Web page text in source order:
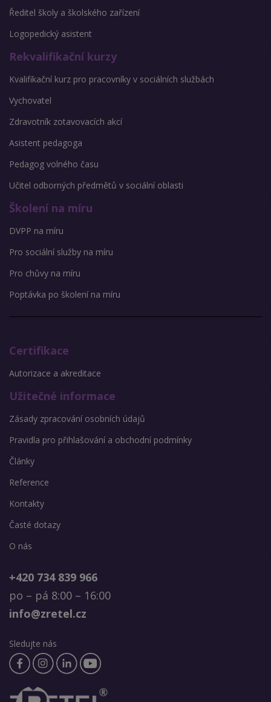
Ředitel školy a školského zařízení
Logopedický asistent
Rekvalifikační kurzy
Kvalifikační kurz pro pracovníky v sociálních službách
Vychovatel
Zdravotník zotavovacích akcí
Asistent pedagoga
Pedagog volného času
Učitel odborných předmětů v sociální oblasti
Školení na míru
DVPP na míru
Pro sociální služby na míru
Pro chůvy na míru
Poptávka po školení na míru
Certifikace
Autorizace a akreditace
Užitečné informace
Zásady zpracování osobních údajů
Pravidla pro přihlašování a obchodní podmínky
Články
Reference
Kontakty
Časté dotazy
O nás
+420 734 839 966
po – pá 8:00 – 16:00
info@zretel.cz
Sledujte nás